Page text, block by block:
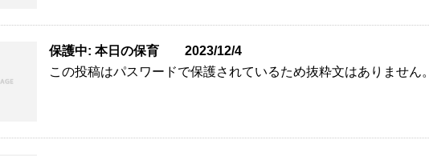
保護中: 本日の保育 2023/12/4
この投稿はパスワードで保護されているため抜粋文はありません。